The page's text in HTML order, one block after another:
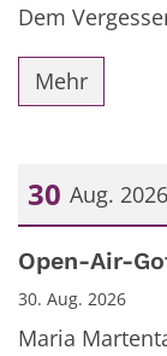
Dem
Mehr
30 Aug. 2026
Datum: 30.
Open-Air-
30. Aug. 2026
Maria